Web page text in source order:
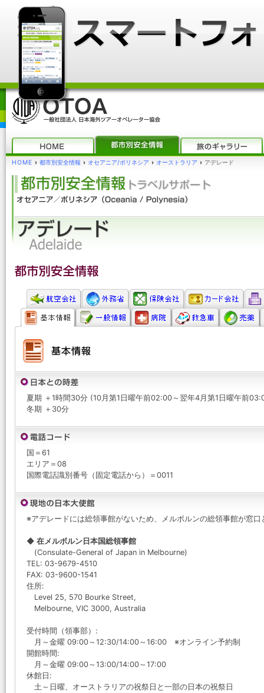
HOME › 都市別安全情報 › オセアニア/ポリネシア › オーストラリア › アデレード
夏期 ＋1時間30分 (10月第1日曜午前02:00～翌年4月第1日曜午前
冬期 ＋30分
国＝61
エリア＝08
国際電話識別番号（固定電話から）＝0011
※アデレードには総領事館がないため、メルボルンの総領事館が窓口
◆ 在メルボルン日本国総領事館
(Consulate-General of Japan in Melbourne)
TEL: 03-9679-4510
FAX: 03-9600-1541
住所:
Level 25, 570 Bourke Street,
Melbourne, VIC 3000, Australia
受付時間（領事部）:
月～金曜 09:00～12:30/14:00～16:00 ※オンライン予約制
開館時間:
月～金曜 09:00～13:00/14:00～17:00
休館日:
土～日曜、オーストラリアの祝祭日と一部の日本の祝祭日